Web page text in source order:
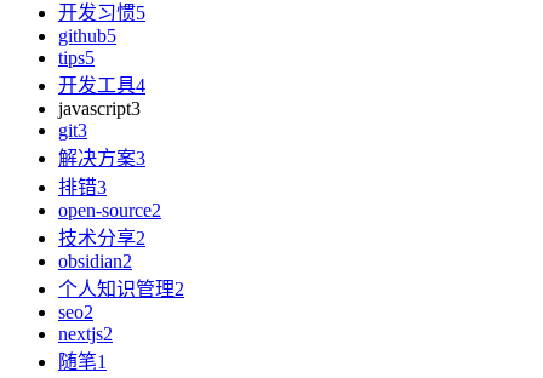
开发习惯5
github5
tips5
开发工具4
javascript3
git3
解决方案3
排错3
open-source2
技术分享2
obsidian2
个人知识管理2
seo2
nextjs2
随笔1